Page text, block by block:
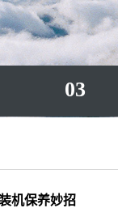
03
机保养妙招